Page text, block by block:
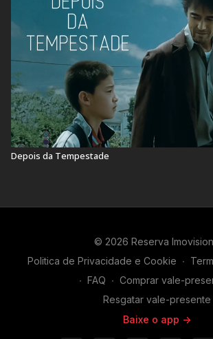
Depois da Tempestade
© 2026 Reserva Imovision
Politica de Privacidade e Cookie ∙
∙ FAQ ∙ Comprar vale-
Resgatar vale-presente
Baixe o app ->